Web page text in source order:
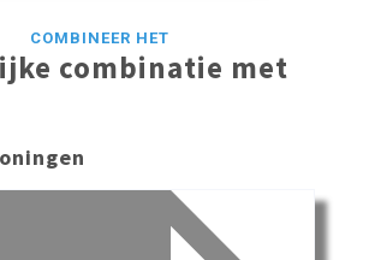
COMBINEER HET
combinatie met